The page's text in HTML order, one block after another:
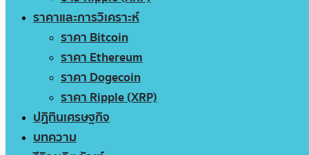
ราคาและการวิเคราะห์
ราคา Bitcoin
ราคา Ethereum
ราคา Dogecoin
ราคา Ripple (XRP)
ปฏิทินเศรษฐกิจ
บทความ